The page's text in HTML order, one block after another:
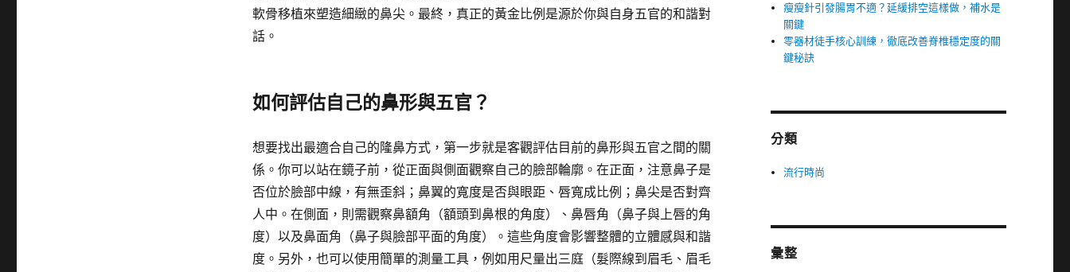
軟骨移植來塑造細緻的鼻尖。最終，真正的黃金比例是源於你與自身五官的和諧對
話。
如何評估自己的鼻形與五官？
想要找出最適合自己的隆鼻方式，第一步就是客觀評估目前的鼻形與五官之間的關
係。你可以站在鏡子前，從正面與側面觀察自己的臉部輪廓。在正面，注意鼻子是
否位於臉部中線，有無歪斜；鼻翼的寬度是否與眼距、唇寬成比例；鼻尖是否對齊
人中。在側面，則需觀察鼻額角（額頭到鼻根的角度）、鼻唇角（鼻子與上唇的角
度）以及鼻面角（鼻子與臉部平面的角度）。這些角度會影響整體的立體感與和諧
度。另外，也可以使用簡單的測量工具，例如用尺量出三庭（髮際線到眉毛、眉毛
瘦瘦針引發腸胃不適？延緩排空這樣做，補水是
關鍵
零器材徒手核心訓練，徹底改善脊椎穩定度的關
鍵秘訣
分類
流行時尚
彙整